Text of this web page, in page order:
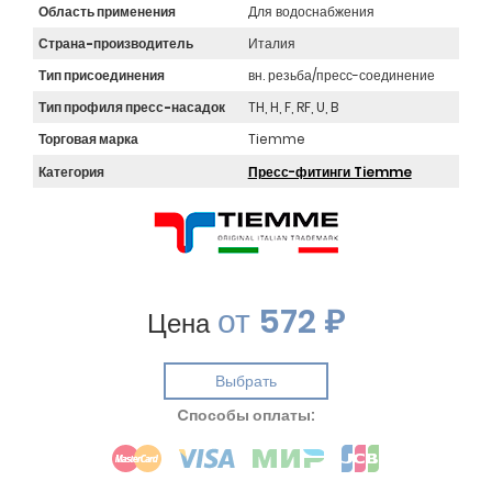
Область применения
Для водоснабжения
Страна-производитель
Италия
Тип присоединения
вн. резьба/пресс-соединение
Тип профиля пресс-насадок
TH, H, F, RF, U, B
Торговая марка
Tiemme
Категория
Пресс-фитинги Tiemme
Ценаот 572 ₽
Выбрать
Cпособы оплаты: